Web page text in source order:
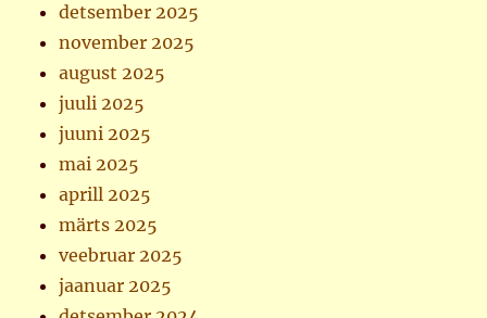
detsember 2025
november 2025
august 2025
juuli 2025
juuni 2025
mai 2025
aprill 2025
märts 2025
veebruar 2025
jaanuar 2025